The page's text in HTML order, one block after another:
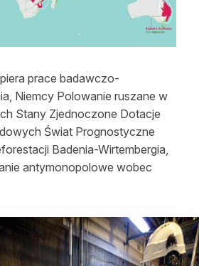
Polskiego”
prace badawczo-
Niemcy Polowanie ruszane w
Stany Zjednoczone Dotacje
Świat Prognostyczne
Badenia-Wirtembergia,
antymonopolowe wobec